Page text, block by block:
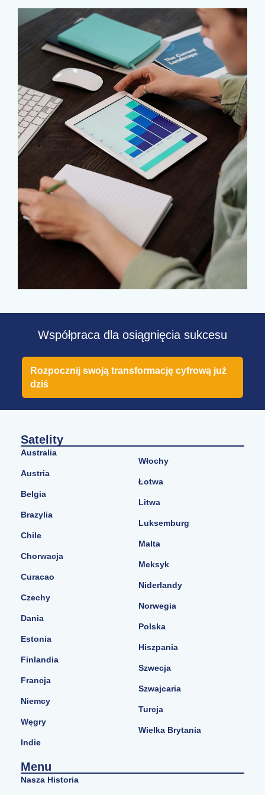
Współpraca dla osiągnięcia sukcesu
Rozpocznij swoją transformację cyfrową już
dziś
Satelity
Australia
Austria
Belgia
Brazylia
Chile
Chorwacja
Curacao
Czechy
Dania
Estonia
Finlandia
Francja
Niemcy
Węgry
Indie
Włochy
Łotwa
Litwa
Luksemburg
Malta
Meksyk
Niderlandy
Norwegia
Polska
Hiszpania
Szwecja
Szwajcaria
Turcja
Wielka Brytania
Menu
Nasza Historia